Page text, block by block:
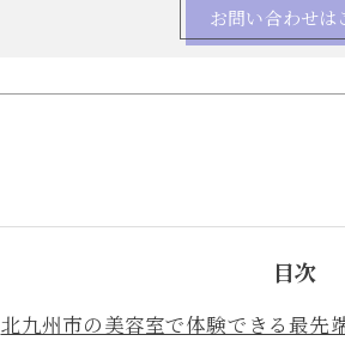
お問い合わせは
目次
北九州市の美容室で体験できる最先